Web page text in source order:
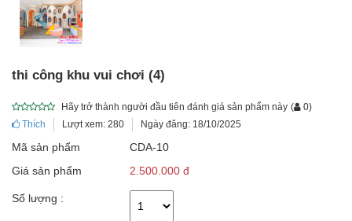
thi công khu vui chơi (4)
Hãy trở thành người đầu tiên đánh giá sản phẩm này ( 0)
Thích
Lượt xem: 280 Ngày đăng: 18/10/2025
Mã sản phẩm
CDA-10
Giá sản phẩm
2.500.000 đ
Số lượng :